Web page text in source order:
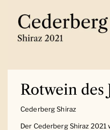
Rotwein des
Cederberg Shiraz
Der Cederberg Shiraz